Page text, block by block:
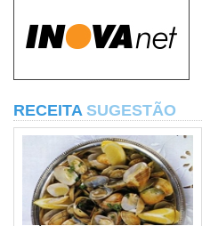
RECEITA SUGESTÃO